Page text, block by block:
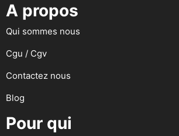
A propos
Qui sommes nous
Cgu / Cgv
Contactez nous
Blog
Pour qui